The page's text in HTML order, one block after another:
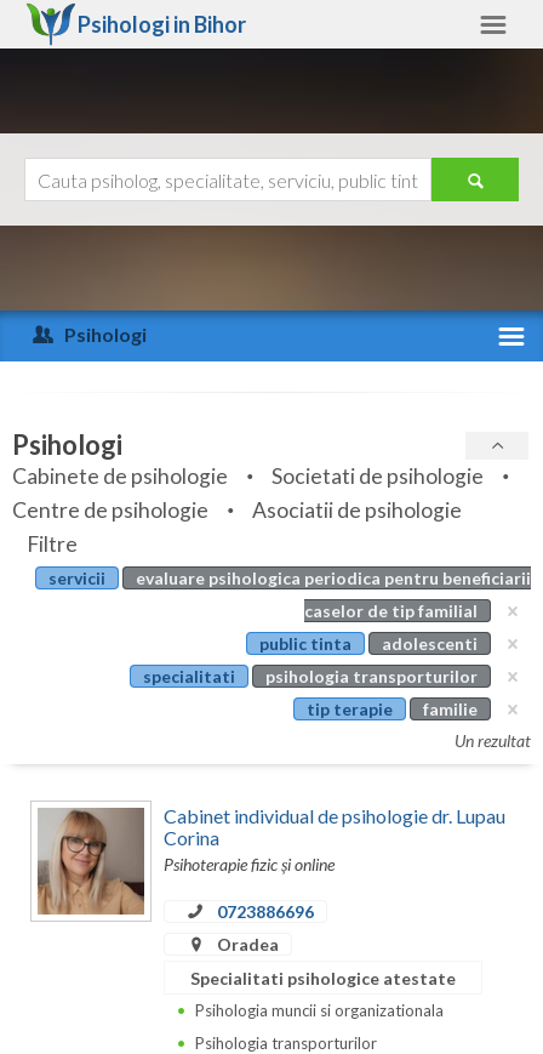
Psihologi in Bihor
Arad
Arges
Bihor
Bistrita-Nasaud
Botosani
Calarasi
Caras-Severin
Cluj
Ajutor
Psihologi
Specialitati
Servicii
Articole
Evenimente
Membri
Psihologi
Cabinete de psihologie
Societati de psihologie
Centre de psihologie
Asociatii de psihologie
Filtre
servicii
evaluare psihologica periodica pentru beneficiarii
caselor de tip familial
public tinta
adolescenti
specialitati
psihologia transporturilor
tip terapie
familie
Un rezultat
Cabinet individual de psihologie dr. Lupau
Corina
Psihoterapie fizic și online
0723886696
Oradea
Specialitati psihologice atestate
Psihologia muncii si organizationala
Psihologia transporturilor